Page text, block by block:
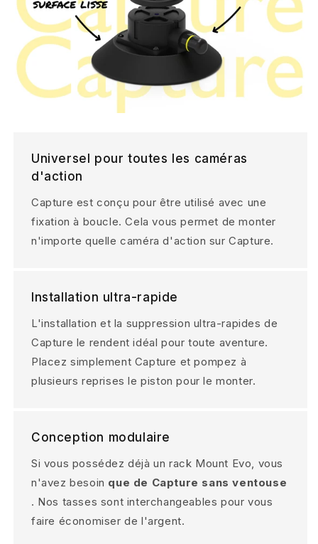
Universel pour toutes les caméras
d'action
Capture est conçu pour être utilisé avec une
fixation à boucle. Cela vous permet de monter
n'importe quelle caméra d'action sur Capture.
Installation ultra-rapide
L'installation et la suppression ultra-rapides de
Capture le rendent idéal pour toute aventure.
Placez simplement Capture et pompez à
plusieurs reprises le piston pour le monter.
Conception modulaire
Si vous possédez déjà un rack Mount Evo, vous
n'avez besoin que de Capture sans ventouse
. Nos tasses sont interchangeables pour vous
faire économiser de l'argent.